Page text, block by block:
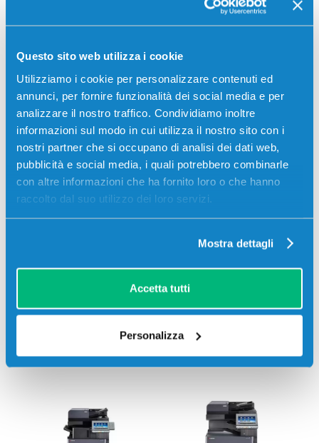
Questo sito web utilizza i cookie
Utilizziamo i cookie per personalizzare contenuti ed
annunci, per fornire funzionalità dei social media e per
analizzare il nostro traffico. Condividiamo inoltre
informazioni sul modo in cui utilizza il nostro sito con i
nostri partner che si occupano di analisi dei dati web,
pubblicità e social media, i quali potrebbero combinarle
con altre informazioni che ha fornito loro o che hanno
raccolto dal suo utilizzo dei loro servizi.
Mostra dettagli
Accetta tutti
Personalizza
TASKALFA 4003I, Kyocera-Mita TASKALFA 5002I,
Kyocera-Mita TASKALFA 5003I, Kyocera-Mita
Recensioni
Stampanti compatibili